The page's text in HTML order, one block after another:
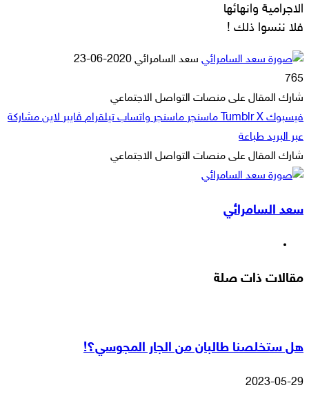
الاجرامية وانهائها
فلا ننسوا ذلك !
سعد السامرائي أرسل
إلكترونيا
2020-06-23
765
شارك المقال على منصات التواصل الاجتماعي
فيسبوك ‫X ماسنجر ماسنجر واتساب تيلقرام ڤايبر لاين مشاركة
عبر البريد طباعة
شارك المقال على منصات التواصل الاجتماعي
فيسبوك
‫X
ماسنجر
ماسنجر
واتساب
تيلقرام
ڤايبر
لاين
مشاركة
البريد
طباعة
سعد السامرائي
مقالات ذات صلة
هل ستخلصنا طالبان من الجار المجوسي؟!
2023-05-29